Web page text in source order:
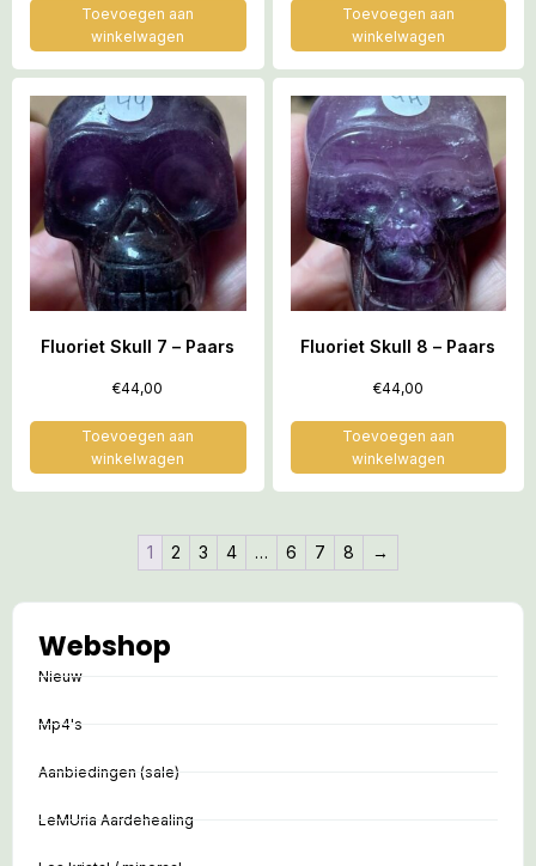
Webshop
Nieuw
Mp4's
Aanbiedingen (sale)
LeMUria Aardehealing
Toevoegen aan
winkelwagen
Toevoegen aan
winkelwagen
Fluoriet Skull 7 – Paars
€44,00
Toevoegen aan
winkelwagen
Fluoriet Skull 8 – Paars
€44,00
Toevoegen aan
winkelwagen
1 2 3 4 … 6 7 8 →